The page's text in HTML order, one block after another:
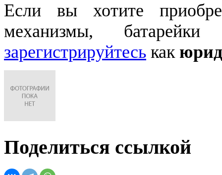
Если вы хотите
механизмы,
зарегистрируйтесь как
Поделиться ссылкой